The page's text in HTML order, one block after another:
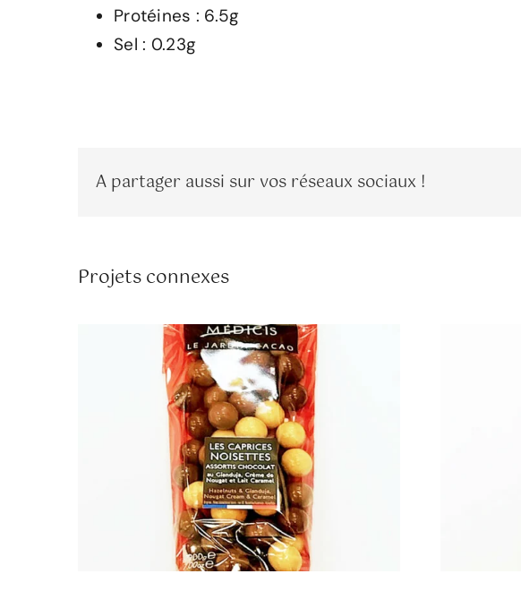
Protéines : 6.5g
Sel : 0.23g
A partager aussi sur vos réseaux sociaux !
Projets connexes